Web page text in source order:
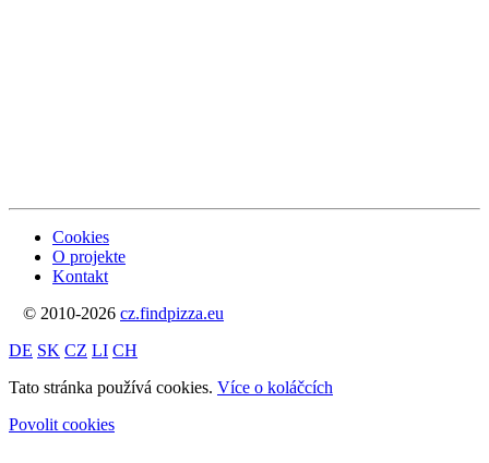
Cookies
O projekte
Kontakt
© 2010-2026 cz.findpizza.eu
DE SK CZ LI CH
Tato stránka používá cookies. Více o koláčcích
Povolit cookies